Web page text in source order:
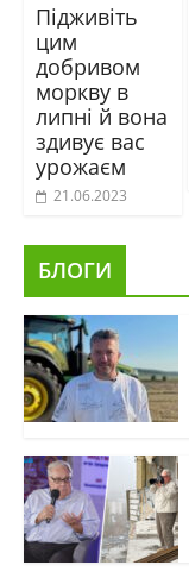
Підживіть
цим
добривом
моркву в
липні й вона
здивує вас
урожаєм
21.06.2023
БЛОГИ